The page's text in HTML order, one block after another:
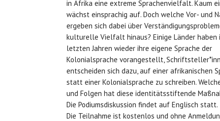
in Afrika eine extreme Sprachenvielfalt. Kaum
wächst einsprachig auf. Doch welche Vor- und
ergeben sich dabei über
kulturelle Vielfalt hinaus? Einige Länder haben
letzten Jahren wieder ihre eigene Sprache der
Kolonialsprache vorangestellt,
entscheiden sich dazu, auf einer afrikanischen
statt einer Kolonialsprache zu schreiben.
und Folgen hat diese identitätsstiftende
Die Podiumsdiskussion findet auf Englisch statt.
Die Teilnahme ist kostenlos und ohne